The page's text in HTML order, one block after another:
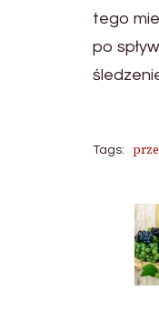
tego
po
Tags: